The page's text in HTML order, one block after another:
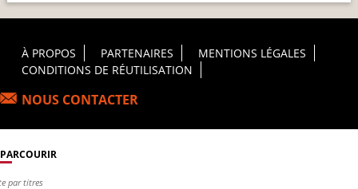
Footer Principal
À PROPOS PARTENAIRES
MENTIONS LÉGALES
CONDITIONS DE RÉUTILISATION
NOUS CONTACTER
PARCOURIR
par titres